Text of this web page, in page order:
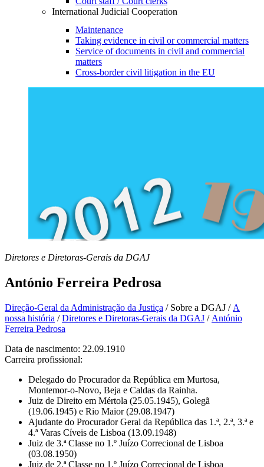
International Judicial Cooperation
Maintenance
Taking evidence in civil or commercial matters
Service of documents in civil and commercial
matters​​
Cross-border civil litigation in the EU
Diretores e Diretoras-Gerais da DGAJ
António Ferreira Pedrosa
Direção-Geral da Administração da Justiça / Sobre a DGAJ / A
nossa história /Diretores e Diretoras-Gerais da DGAJ / António
Ferreira Pedrosa
Data de nascimento: 22.09.1910
Carreira profissional:
Delegado do Procurador da República em Murtosa,
Montemor-o-Novo, Beja e Caldas da Rainha.
Juiz de Direito em Mértola (25.05.1945), Golegã
(19.06.1945) e Rio Maior (29.08.1947)
Ajudante do Procurador Geral da República das 1.ª, 2.ª, 3.ª e
4.ª Varas Cíveis de Lisboa (13.09.1948)
Juiz de 3.ª Classe no 1.º Juízo Correcional de Lisboa
(03.08.1950)
Juiz de 2.ª Classe no 1.º Juízo Correcional de Lisboa